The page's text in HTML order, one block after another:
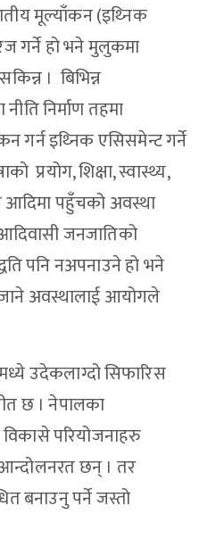
मूल्याँकन (इथ्निक
गर्ने हो भने मुलुकमा
। बिभिन्न
निर्माण तहमा
गर्न इथ्निक एसिसमेन्ट गर्ने
प्रयोग, शिक्षा, स्वास्थ्य,
आदिमा पहुँचको अवस्था
जनजातिको
पनि नअपनाउने हो भने
अवस्थालाई आयोगले
उदेकलाग्दो सिफारिस
छ । नेपालका
परियोजनाहरु
छन् । तर
बनाउनु पर्ने जस्तो